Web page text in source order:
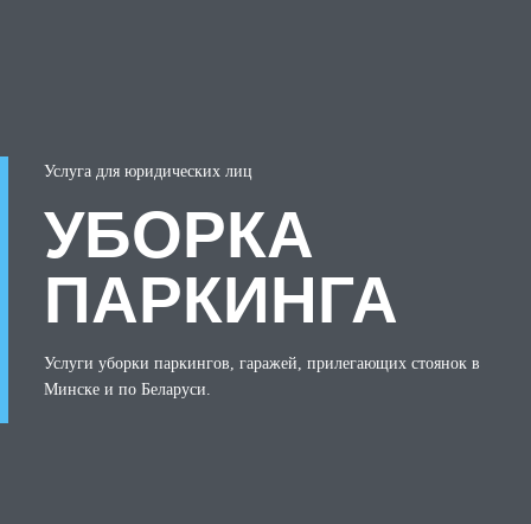
Услуга для юридических лиц
УБОРКА
ПАРКИНГА
Услуги уборки паркингов, гаражей, прилегающих стоянок в
Минске и по Беларуси.